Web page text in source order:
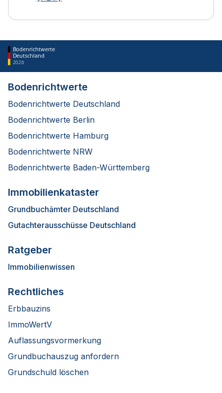
Bodenrichtwerte
Deutschland
2026
Bodenrichtwerte
Bodenrichtwerte Deutschland
Bodenrichtwerte Berlin
Bodenrichtwerte Hamburg
Bodenrichtwerte NRW
Bodenrichtwerte Baden-Württemberg
Immobilienkataster
Grundbuchämter Deutschland
Gutachterausschüsse Deutschland
Ratgeber
Immobilienwissen
Rechtliches
Erbbauzins
ImmoWertV
Auflassungsvormerkung
Grundbuchauszug anfordern
Grundschuld löschen